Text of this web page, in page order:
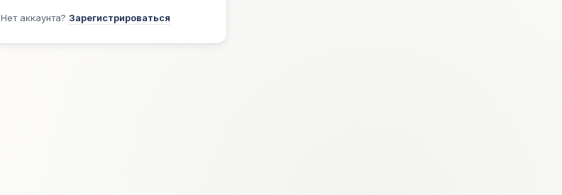
Нет аккаунта? Зарегистрироваться